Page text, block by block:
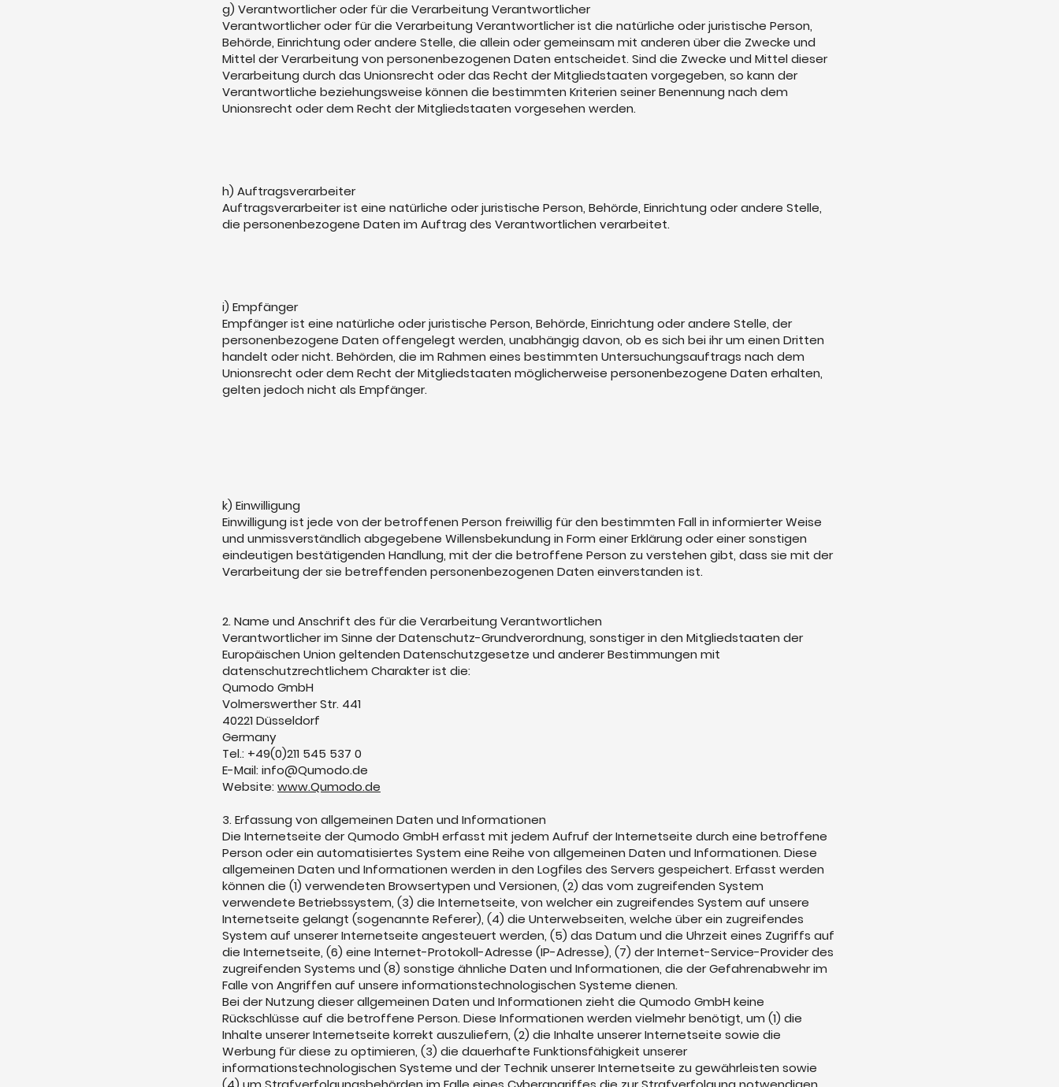
g) Verantwortlicher oder für die Verarbeitung Verantwortlicher
Verantwortlicher oder für die Verarbeitung Verantwortlicher ist die natürliche oder juristische Person,
Behörde, Einrichtung oder andere Stelle, die allein oder gemeinsam mit anderen über die Zwecke und
Mittel der Verarbeitung von personenbezogenen Daten entscheidet. Sind die Zwecke und Mittel dieser
Verarbeitung durch das Unionsrecht oder das Recht der Mitgliedstaaten vorgegeben, so kann der
Verantwortliche beziehungsweise können die bestimmten Kriterien seiner Benennung nach dem
Unionsrecht oder dem Recht der Mitgliedstaaten vorgesehen werden.
h) Auftragsverarbeiter
Auftragsverarbeiter ist eine natürliche oder juristische Person, Behörde, Einrichtung oder andere Stelle,
die personenbezogene Daten im Auftrag des Verantwortlichen verarbeitet.
i) Empfänger
Empfänger ist eine natürliche oder juristische Person, Behörde, Einrichtung oder andere Stelle, der
personenbezogene Daten offengelegt werden, unabhängig davon, ob es sich bei ihr um einen Dritten
handelt oder nicht. Behörden, die im Rahmen eines bestimmten Untersuchungsauftrags nach dem
Unionsrecht oder dem Recht der Mitgliedstaaten möglicherweise personenbezogene Daten erhalten,
gelten jedoch nicht als Empfänger.
k) Einwilligung
Einwilligung ist jede von der betroffenen Person freiwillig für den bestimmten Fall in informierter Weise
und unmissverständlich abgegebene Willensbekundung in Form einer Erklärung oder einer sonstigen
eindeutigen bestätigenden Handlung, mit der die betroffene Person zu verstehen gibt, dass sie mit der
Verarbeitung der sie betreffenden personenbezogenen Daten einverstanden ist.
2. Name und Anschrift des für die Verarbeitung Verantwortlichen
Verantwortlicher im Sinne der Datenschutz-Grundverordnung, sonstiger in den Mitgliedstaaten der
Europäischen Union geltenden Datenschutzgesetze und anderer Bestimmungen mit
datenschutzrechtlichem Charakter ist die:
Qumodo GmbH
Volmerswerther Str. 441
40221 Düsseldorf
Germany
Tel.: +49(0)211 545 537 0
E-Mail: info@Qumodo.de
Website: www.Qumodo.de
3. Erfassung von allgemeinen Daten und Informationen
Die Internetseite der Qumodo GmbH erfasst mit jedem Aufruf der Internetseite durch eine betroffene
Person oder ein automatisiertes System eine Reihe von allgemeinen Daten und Informationen. Diese
allgemeinen Daten und Informationen werden in den Logfiles des Servers gespeichert. Erfasst werden
können die (1) verwendeten Browsertypen und Versionen, (2) das vom zugreifenden System
verwendete Betriebssystem, (3) die Internetseite, von welcher ein zugreifendes System auf unsere
Internetseite gelangt (sogenannte Referer), (4) die Unterwebseiten, welche über ein zugreifendes
System auf unserer Internetseite angesteuert werden, (5) das Datum und die Uhrzeit eines Zugriffs auf
die Internetseite, (6) eine Internet-Protokoll-Adresse (IP-Adresse), (7) der Internet-Service-Provider des
zugreifenden Systems und (8) sonstige ähnliche Daten und Informationen, die der Gefahrenabwehr im
Falle von Angriffen auf unsere informationstechnologischen Systeme dienen.
Bei der Nutzung dieser allgemeinen Daten und Informationen zieht die Qumodo GmbH keine
Rückschlüsse auf die betroffene Person. Diese Informationen werden vielmehr benötigt, um (1) die
Inhalte unserer Internetseite korrekt auszuliefern, (2) die Inhalte unserer Internetseite sowie die
Werbung für diese zu optimieren, (3) die dauerhafte Funktionsfähigkeit unserer
informationstechnologischen Systeme und der Technik unserer Internetseite zu gewährleisten sowie